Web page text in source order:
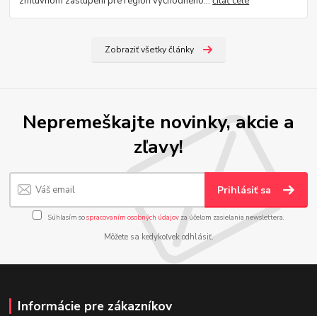
Zobraziť všetky články
Nepremeškajte novinky, akcie a
zľavy!
Prihlásiť sa
Súhlasím sospracovaním osobných údajov za účelom zasielania newslettera.
Môžete sa kedykoľvek odhlásiť.
Informácie pre zákazníkov